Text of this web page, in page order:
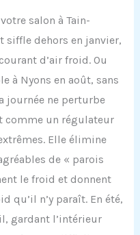
salon à Tain-
siffle dehors en janvier,
d’air froid. Ou
à Nyons en août, sans
journée ne perturbe
comme un régulateur
Elle élimine
de « parois
le froid et donnent
qu’il n’y paraît. En été,
gardant l’intérieur